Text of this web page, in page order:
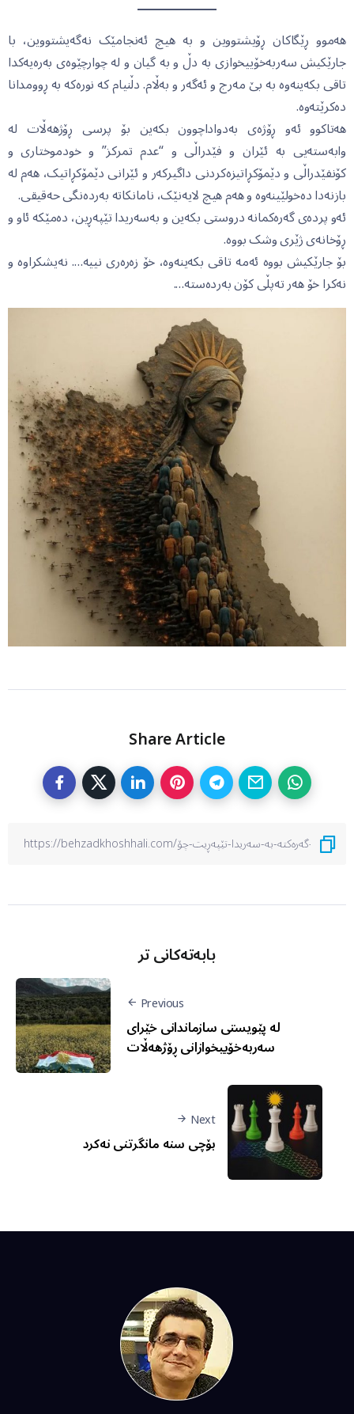
هەموو ڕێگاکان ڕۆیشتووین و بە هیچ ئەنجامێک نەگەیشتووین، با
جارێکیش سەربەخۆییخوازی بە دڵ و بە گیان و لە چوارچێوەی بەرەیەکدا
تاقی بکەینەوە بە بێ مەرج و ئەگەر و بەڵام. دڵنیام کە نورەکە بە ڕوومدانا
دەکرێتەوە.
هەتاکوو ئەو ڕۆژەی بەدواداچوون بکەین بۆ پرسی ڕۆژهەڵات لە
وابەستەیی بە ئێران و فێدراڵی و “عدم تمرکز” و خودموختاری و
کۆنفێدراڵی و دێمۆکڕاتیزەکردنی داگیرکەر و ئێرانی دێمۆکڕاتیک، هەم لە
بازنەدا دەخولێینەوە و هەم هیچ لایەنێک، نامانکاتە بەردەنگی حەقیقی.
ئەو پردەی گەرەکمانە دروستی بکەین و بەسەریدا تێپەڕین، دەمێکە ئاو و
ڕۆخانەی ژێری وشک بووە.
بۆ جارێکیش بووە ئەمە تاقی بکەینەوە، خۆ زەرەری نییە…. نەیشکراوە و
نەکرا خۆ هەر تەپڵی کۆن بەردەستە….
Share Article
بابەتەکانی تر
Previous
لە پێویستی سازماندانی خێرای
سەربەخۆییخوازانی ڕۆژهەڵات
Next
بۆچی سنە مانگرتنی نەکرد